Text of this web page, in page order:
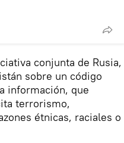
conjunta de Rusia,
sobre un código
información, que
terrorismo,
étnicas, raciales o